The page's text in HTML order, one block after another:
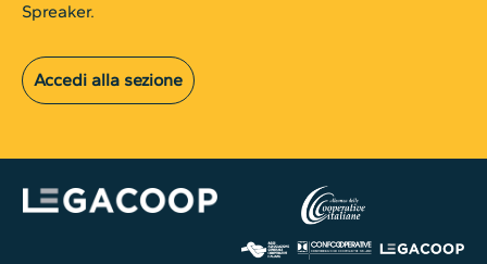
Spreaker.
Accedi alla sezione